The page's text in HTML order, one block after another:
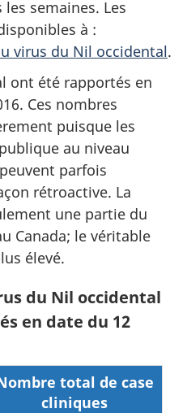
semaines. Les
à :
virus du Nil occidental.
ont été rapportés en
Ces nombres
puisque les
au niveau
parfois
rétroactive. La
une partie du
Canada; le véritable
élevé.
du Nil occidental
en date du 12
total de case
cliniques